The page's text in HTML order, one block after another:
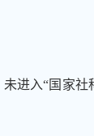
进入“国家社